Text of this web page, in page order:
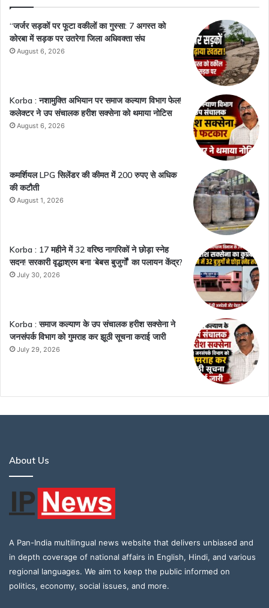
“जर्जर सड़कों पर फूटा वकीलों का गुस्सा: 7 अगस्त को
कोरबा में सड़क पर उतरेगा जिला अधिवक्ता संघ
August 6, 2026
Korba : नशामुक्ति अभियान पर समाज कल्याण विभाग फेल!
कलेक्टर ने उप संचालक हरीश सक्सेना को थमाया नोटिस
August 6, 2026
कमर्शियल LPG सिलेंडर की कीमत में 200 रुपए से अधिक
की कटौती
August 1, 2026
Korba : 17 महीने में 32 वरिष्ठ नागरिकों ने छोड़ा स्नेह
सदन! सरकारी वृद्धाश्रम बना ‘बेबस बुजुर्गों’ का पलायन केंद्र?
July 30, 2026
Korba : समाज कल्याण के उप संचालक हरीश सक्सेना ने
जनसंपर्क विभाग को गुमराह कर झूठी सूचना कराई जारी
July 29, 2026
About Us
A Pan-India multilingual news website that delivers unbiased and
in depth coverage of national affairs in English, Hindi, and various
regional languages. We aim to keep the public informed on
politics, economy, social issues, and more.